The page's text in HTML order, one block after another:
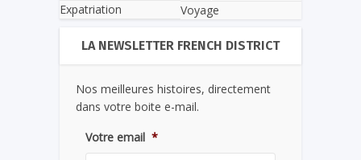
Expatriation
Voyage
LA NEWSLETTER FRENCH DISTRICT
Nos meilleures histoires, directement
dans votre boite e-mail.
Votre email *